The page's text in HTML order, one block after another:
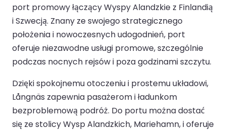
port promowy łączący Wyspy Alandzkie z Finlandią
i Szwecją. Znany ze swojego strategicznego
położenia i nowoczesnych udogodnień, port
oferuje niezawodne usługi promowe, szczególnie
podczas nocnych rejsów i poza godzinami szczytu.
Dzięki spokojnemu otoczeniu i prostemu układowi,
Långnäs zapewnia pasażerom i ładunkom
bezproblemową podróż. Do portu można dostać
się ze stolicy Wysp Alandzkich, Mariehamn, i oferuje